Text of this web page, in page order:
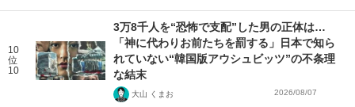
10
位
10
3万8千人を“恐怖で支配”した男の正体は…
「神に代わりお前たちを罰する」日本で知ら
れていない“韓国版アウシュビッツ”の不条理
な結末
大山 くまお 2026/08/07